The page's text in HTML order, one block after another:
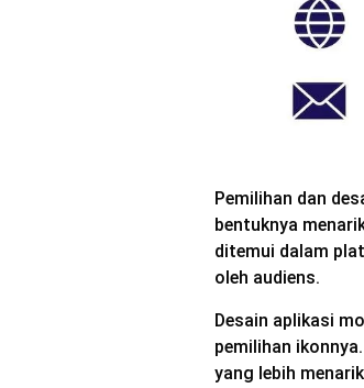
Pemilihan dan
bentuknya
ditemui dalam
oleh audiens.
Desain aplikasi
pemilihan
yang lebih